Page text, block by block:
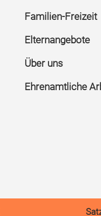
Familien-Freizeit
Elternangebote
Über uns
Ehrenamtliche